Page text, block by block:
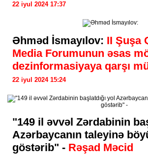
22 iyul 2024 17:37
Əhməd İsmayılov: II Şuşa
Media Forumunun əsas
dezinformasiyaya qarşı
22 iyul 2024 15:24
"149 il əvvəl Zərdabinin
Azərbaycanın taleyinə
göstərib" - Rəşad Məcid